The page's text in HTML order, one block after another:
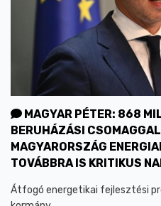
MAGYAR PÉTER: 868
BERUHÁZÁSI
MAGYARORSZÁG
TOVÁBBRA IS KRITIKUS
Átfogó energetikai fejlesztési